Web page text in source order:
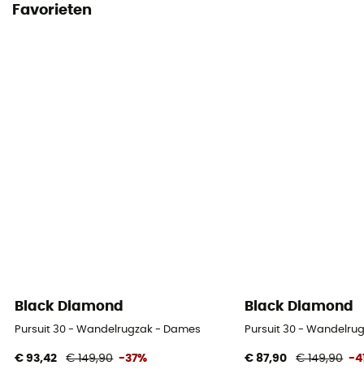
Favorieten
Black Diamond
Pursuit 30 - Wandelrugzak - Dames
€ 93,42 € 149,90 -37%
Black Diamond
Pursuit 30 -
€ 87,90 € 149,90 -